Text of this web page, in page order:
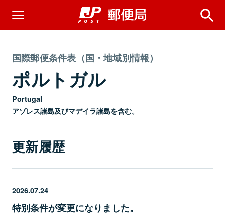
国際郵便条件表（国・地域別情報）
ポルトガル
Portugal
アゾレス諸島及びマデイラ諸島を含む。
更新履歴
2026.07.24
特別条件が変更になりました。